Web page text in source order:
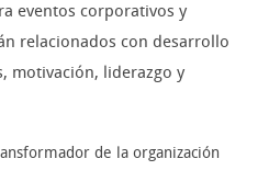
eventos corporativos y
relacionados con desarrollo
motivación, liderazgo y
de la organización